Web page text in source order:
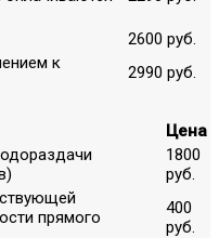
2600 руб.
к
2990 руб.
Цена
1800
руб.
прямого
400
руб.